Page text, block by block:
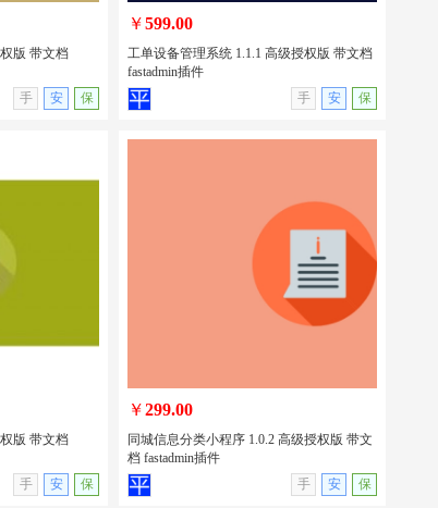
无演示 无演示
权版 带文档
无演示
版 带文档
手
安 保
工单设备管理系统 1.1.1 高级授权版 带
无演示
￥599.00
工单设备管理系统 1.1.1 高级授权版 带文档
fastadmin插件
手
安 保
版 带文档
手
安 保
￥299.00
同城信息分类小程序 1.0.2 高级授权版 带文
档 fastadmin插件
手
安 保